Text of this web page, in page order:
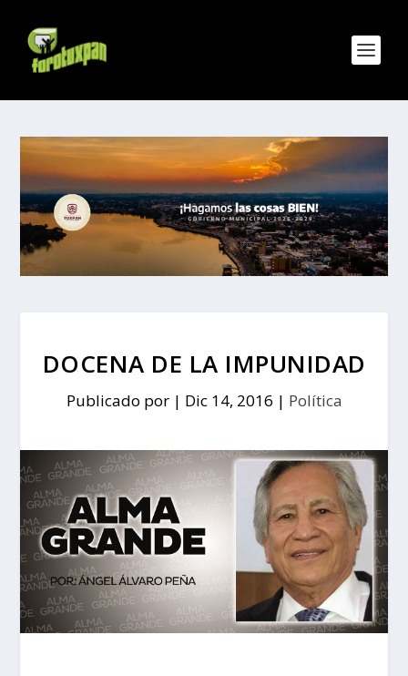
DOCENA DE LA IMPUNIDAD
Publicado por | Dic 14, 2016 | Política